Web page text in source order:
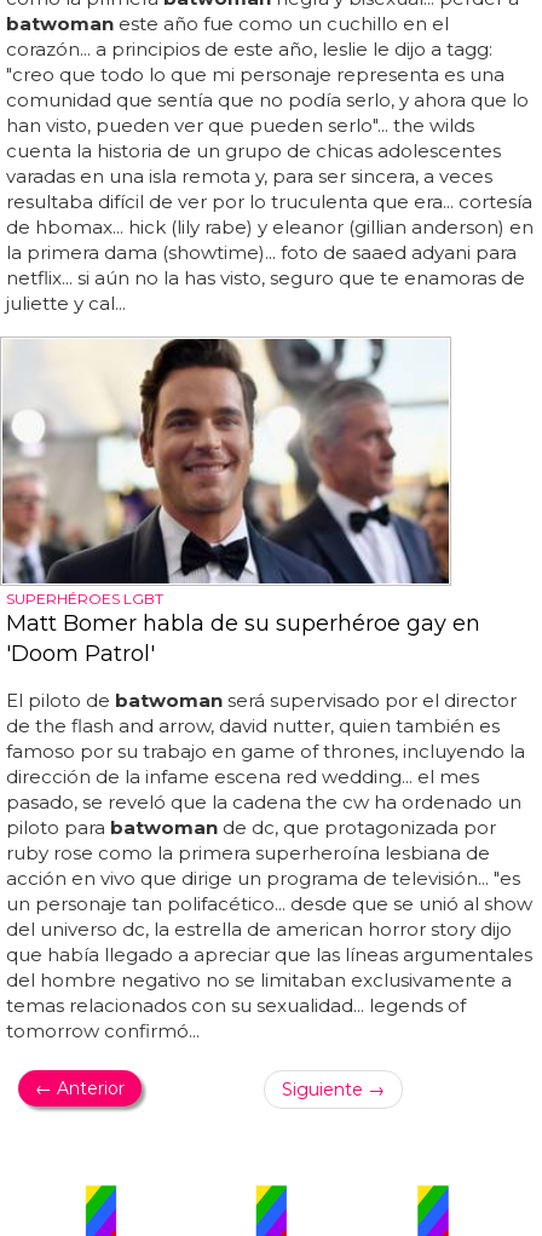
batwoman este año fue como un cuchillo en el
corazón... a principios de este año, leslie le dijo a tagg:
"creo que todo lo que mi personaje representa es una
comunidad que sentía que no podía serlo, y ahora que lo
han visto, pueden ver que pueden serlo"... the wilds
cuenta la historia de un grupo de chicas adolescentes
varadas en una isla remota y, para ser sincera, a veces
resultaba difícil de ver por lo truculenta que era... cortesía
de hbomax... hick (lily rabe) y eleanor (gillian anderson) en
la primera dama (showtime)... foto de saaed adyani para
netflix... si aún no la has visto, seguro que te enamoras de
juliette y cal...
SUPERHÉROES LGBT
Matt Bomer habla de su superhéroe gay en
'Doom Patrol'
El piloto de batwoman será supervisado por el director
de the flash and arrow, david nutter, quien también es
famoso por su trabajo en game of thrones, incluyendo la
dirección de la infame escena red wedding... el mes
pasado, se reveló que la cadena the cw ha ordenado un
piloto para batwoman de dc, que protagonizada por
ruby rose como la primera superheroína lesbiana de
acción en vivo que dirige un programa de televisión... "es
un personaje tan polifacético... desde que se unió al show
del universo dc, la estrella de american horror story dijo
que había llegado a apreciar que las líneas argumentales
del hombre negativo no se limitaban exclusivamente a
temas relacionados con su sexualidad... legends of
tomorrow confirmó...
← Anterior Siguiente →